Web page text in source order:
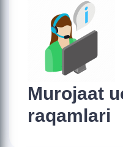
Murojaat
raqamlari